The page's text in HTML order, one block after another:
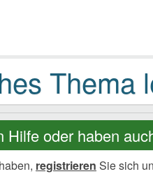
Hilfe oder haben
registrieren Sie sich